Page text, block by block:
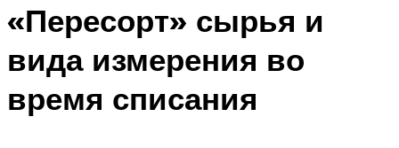
«Пересорт» сырья и
вида измерения во
время списания